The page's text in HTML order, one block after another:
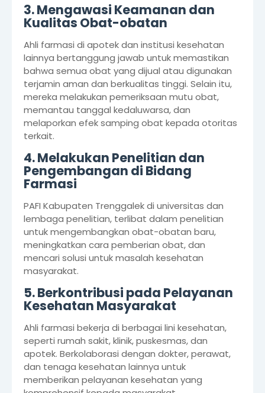
3. Mengawasi Keamanan dan
Kualitas Obat-obatan
Ahli farmasi di apotek dan institusi kesehatan
lainnya bertanggung jawab untuk memastikan
bahwa semua obat yang dijual atau digunakan
terjamin aman dan berkualitas tinggi. Selain itu,
mereka melakukan pemeriksaan mutu obat,
memantau tanggal kedaluwarsa, dan
melaporkan efek samping obat kepada otoritas
terkait.
4. Melakukan Penelitian dan
Pengembangan di Bidang
Farmasi
PAFI Kabupaten Trenggalek di universitas dan
lembaga penelitian, terlibat dalam penelitian
untuk mengembangkan obat-obatan baru,
meningkatkan cara pemberian obat, dan
mencari solusi untuk masalah kesehatan
masyarakat.
5. Berkontribusi pada Pelayanan
Kesehatan Masyarakat
Ahli farmasi bekerja di berbagai lini kesehatan,
seperti rumah sakit, klinik, puskesmas, dan
apotek. Berkolaborasi dengan dokter, perawat,
dan tenaga kesehatan lainnya untuk
memberikan pelayanan kesehatan yang